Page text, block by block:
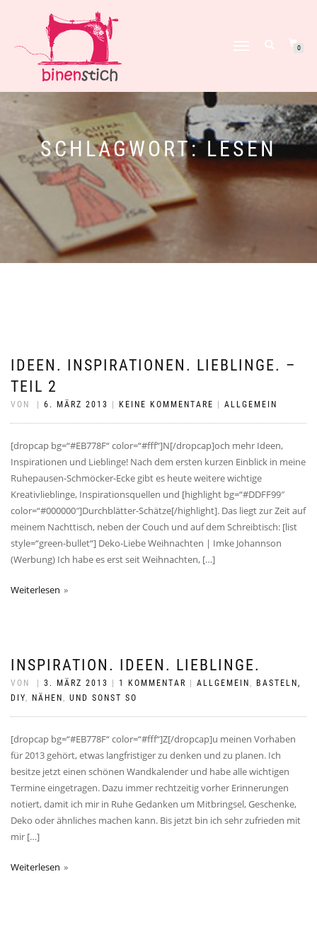
0
SCHLAGWORT: LESEN
IDEEN. INSPIRATIONEN. LIEBLINGE. –
TEIL 2
VON 6. MÄRZ 2013 KEINE KOMMENTARE ALLGEMEIN
[dropcap bg=“#EB778F“ color=“#fff“]N[/dropcap]och mehr Ideen,
Inspirationen und Lieblinge! Nach dem ersten kurzen Einblick in meine
Ruhepausen-Schmöcker-Ecke gibt es heute weitere wichtige
Kreativlieblinge, Inspirationsquellen und [highlight bg=“#DDFF99″
color=“#000000″]Durchblätter-Schätze[/highlight]. Das liegt zur Zeit auf
meinem Nachttisch, neben der Couch und auf dem Schreibtisch: [list
style=“green-bullet“] Deko-Liebe Weihnachten | Imke Johannson
(Werbung) Ich habe es erst seit Weihnachten, […]
Weiterlesen
INSPIRATION. IDEEN. LIEBLINGE.
VON 3. MÄRZ 2013 1 KOMMENTAR ALLGEMEIN ,
BASTELN,
DIY, NÄHEN , UND SONST SO
[dropcap bg=“#EB778F“ color=“#fff“]Z[/dropcap]u meinen Vorhaben
für 2013 gehört, etwas langfristiger zu denken und zu planen. Ich
besitze jetzt einen schönen Wandkalender und habe alle wichtigen
Termine eingetragen. Dazu immer rechtzeitig vorher Erinnerungen
notiert, damit ich mir in Ruhe Gedanken um Mitbringsel, Geschenke,
Deko oder ähnliches machen kann. Bis jetzt bin ich sehr zufrieden mit
mir […]
Weiterlesen